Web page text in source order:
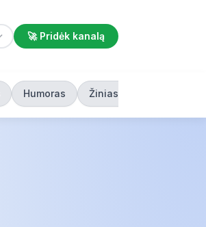
🚀 Pridėk kanalą
Humoras Žiniasklaida